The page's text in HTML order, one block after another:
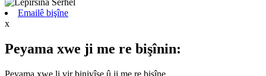
Emailê bişîne
x
Peyama xwe ji me re bişînin:
Peyama xwe li vir binivîse û ji me re bişîne